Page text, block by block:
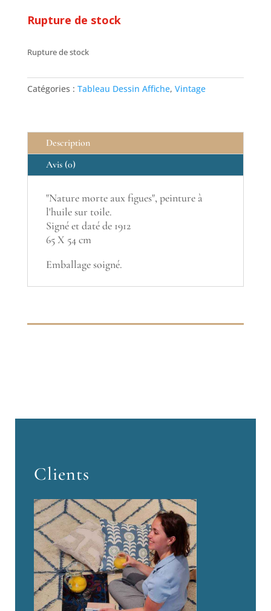
Rupture de stock
Rupture de stock
Catégories : Tableau Dessin Affiche, Vintage
Description
Avis (0)
"Nature morte aux figues", peinture à
l'huile sur toile.
Signé et daté de 1912
65 X 54 cm
Emballage soigné.
Clients